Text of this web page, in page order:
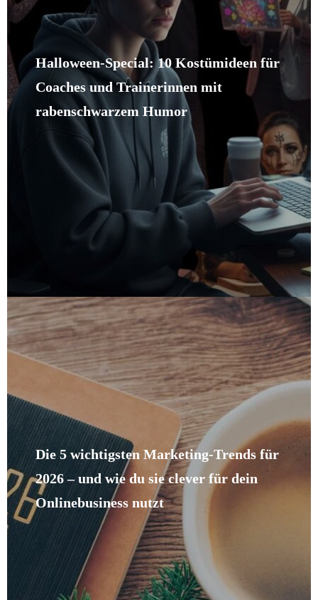
Halloween-Special: 10 Kostümideen für
Coaches und Trainerinnen mit
rabenschwarzem Humor
Die 5 wichtigsten Marketing-Trends für
2026 – und wie du sie clever für dein
Onlinebusiness nutzt